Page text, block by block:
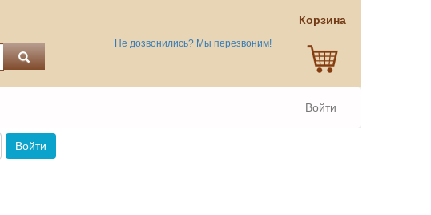
Не дозвонились? Мы перезвоним!
Корзина
Войти
Войти